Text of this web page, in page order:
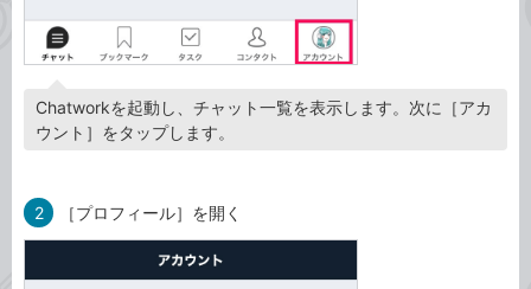
Chatworkを起動し、チャット一覧を表示します。次に［アカ
ウント］をタップします。
2 ［プロフィール］を開く